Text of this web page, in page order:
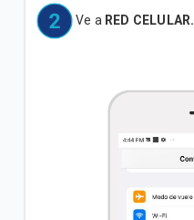
Ve a RED CELULAR.